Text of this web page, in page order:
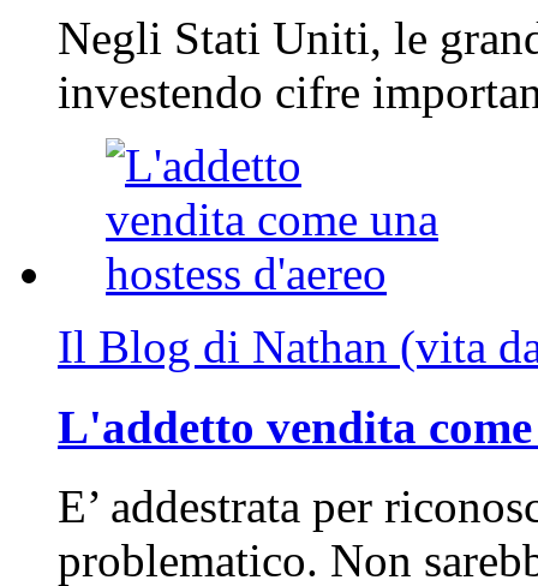
Negli Stati Uniti, le
investendo cifre
Il Blog di Nathan (vita
L'addetto vendita
E’ addestrata per
problematico. Non